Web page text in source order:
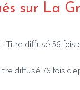
sur La
- Titre diffusé 56 fois
diffusé 76 fois